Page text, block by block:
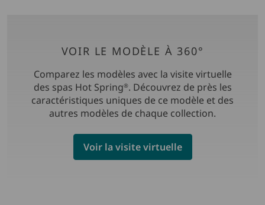
VOIR LE MODÈLE À 360°
Comparez les modèles avec la visite virtuelle
des spas Hot Spring®. Découvrez de près les
caractéristiques uniques de ce modèle et des
autres modèles de chaque collection.
Voir la visite virtuelle